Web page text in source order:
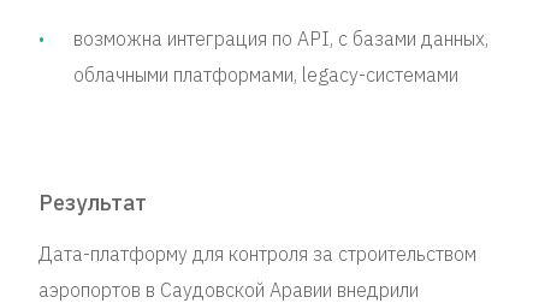
возможна интеграция по API, с базами данных,
облачными платформами, legacy-системами
Результат
Дата-платформу для контроля за строительством
аэропортов в Саудовской Аравии внедрили